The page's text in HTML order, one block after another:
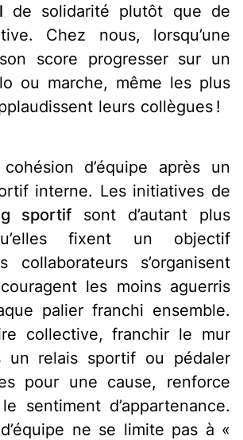
de solidarité plutôt que de
Chez nous, lorsqu’une
score progresser sur un
ou marche, même les plus
leurs collègues !
d’équipe après un
interne. Les initiatives de
sportif sont d’autant plus
fixent un objectif
collaborateurs s’organisent
les moins aguerris
palier franchi ensemble.
collective, franchir le mur
un relais sportif ou pédaler
pour une cause, renforce
sentiment d’appartenance.
ne se limite pas à «